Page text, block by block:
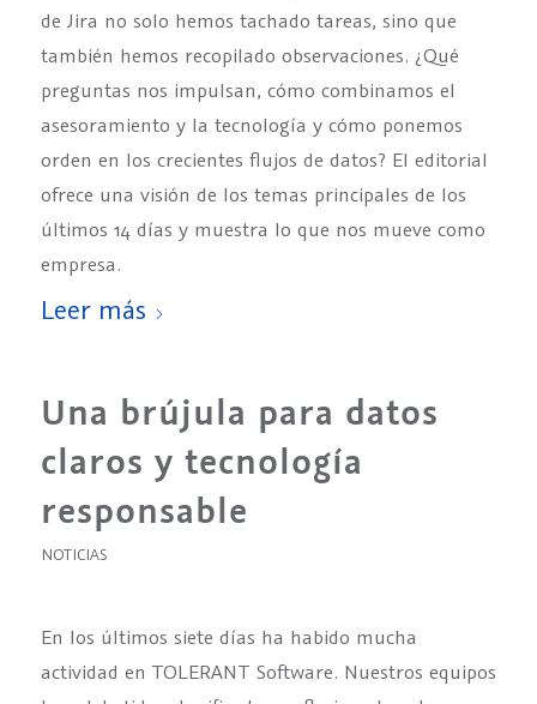
de Jira no solo hemos tachado tareas, sino que
también hemos recopilado observaciones. ¿Qué
preguntas nos impulsan, cómo combinamos el
asesoramiento y la tecnología y cómo ponemos
orden en los crecientes flujos de datos? El editorial
ofrece una visión de los temas principales de los
últimos 14 días y muestra lo que nos mueve como
empresa.
Leer más
Una brújula para datos
claros y tecnología
responsable
NOTICIAS
En los últimos siete días ha habido mucha
actividad en TOLERANT Software. Nuestros equipos